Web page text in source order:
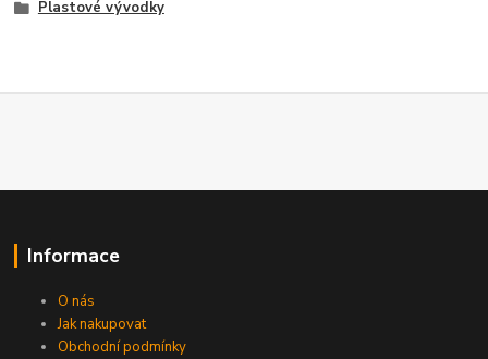
Plastové vývodky
Informace
O nás
Jak nakupovat
Obchodní podmínky